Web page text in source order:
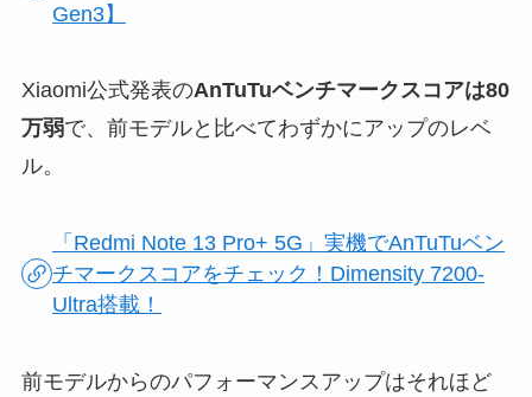
Gen3】
Xiaomi公式発表のAnTuTuベンチマークスコアは80
万弱で、前モデルと比べてわずかにアップのレベ
ル。
「Redmi Note 13 Pro+ 5G」実機でAnTuTuベン
チマークスコアをチェック！Dimensity 7200-
Ultra搭載！
前モデルからのパフォーマンスアップはそれほど